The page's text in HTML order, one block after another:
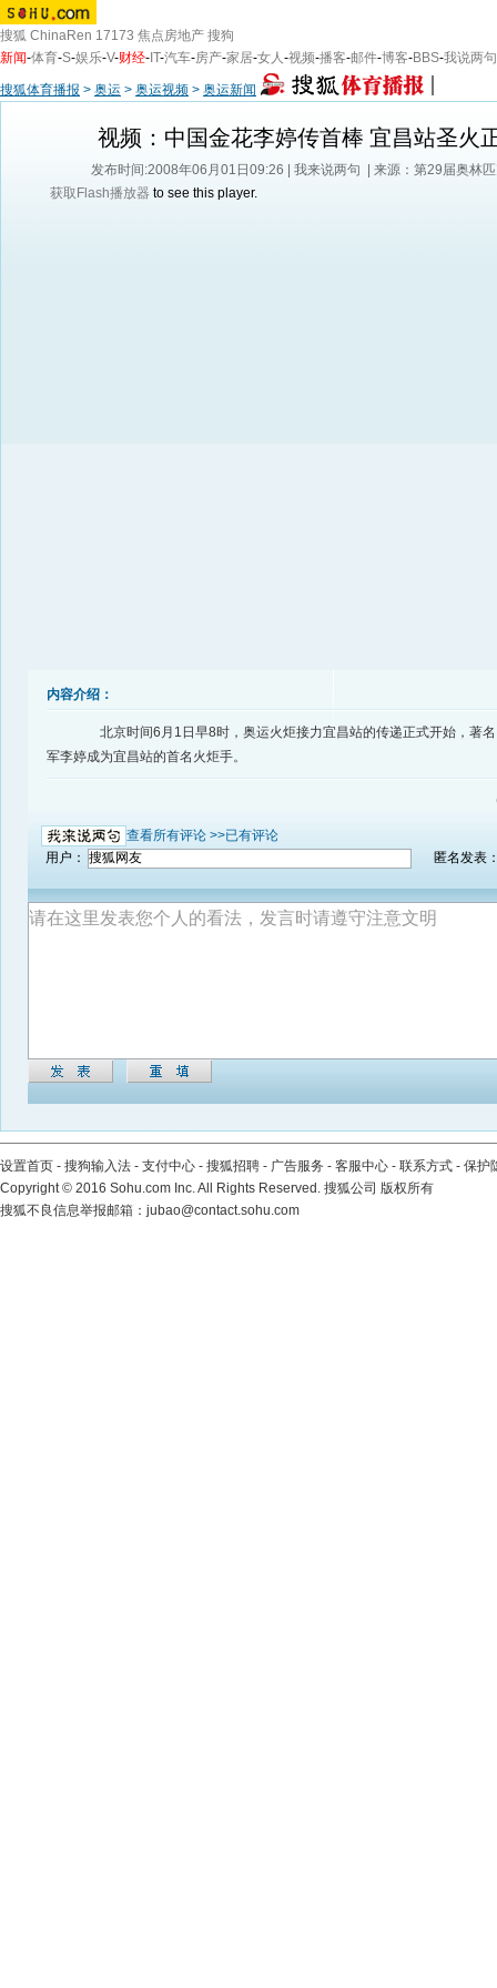
搜狐 ChinaRen 17173 焦点房地产 搜狗
新闻-体育-S-娱乐-V-财经- IT-汽车-房产-家居-女人-视频-播客-邮件-博客-BBS-我说两句
搜狐体育播报 > 奥运 > 奥运视频 > 奥运新闻
视频：中国金花李婷传首棒 宜昌站圣火
发布时间:2008年06月01日09:26 | 我来说两句
| 来源：第29届奥林
获取Flash播放器 to see this player.
内容介绍：
北京时间6月1日早8时，奥运火炬接力宜昌站的传递正式开始，著名
军李婷成为宜昌站的首名火炬手。
查看所有评论 >>已有评论
用户：
匿名发表
设置首页 - 搜狗输入法 - 支付中心 - 搜狐招聘 - 广告服务 - 客服中心 - 联系方式 - 保护
Copyright© 2016 Sohu.com Inc. All Rights Reserved. 搜狐公司 版权所有
搜狐不良信息举报邮箱： jubao@contact.sohu.com